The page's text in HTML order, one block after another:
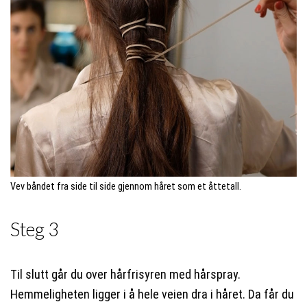
Vev båndet fra side til side gjennom håret som et åttetall.
Steg 3
Til slutt går du over hårfrisyren med hårspray.
Hemmeligheten ligger i å hele veien dra i håret. Da får du